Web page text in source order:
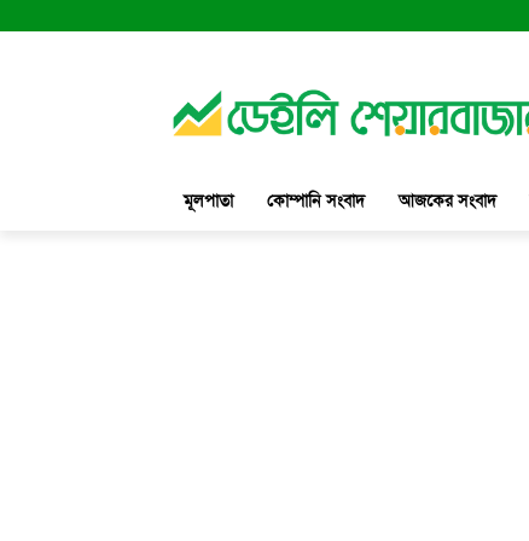
মূলপাতা কোম্পানি সংবাদ আজকের সংবাদ